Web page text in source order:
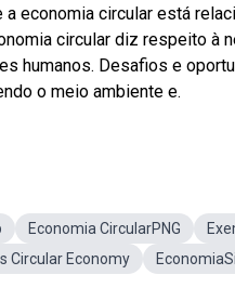
economia circular está
circular diz respeito à
humanos. Desafios e
o meio ambiente e.
Economia CircularPNG
Circular Economy